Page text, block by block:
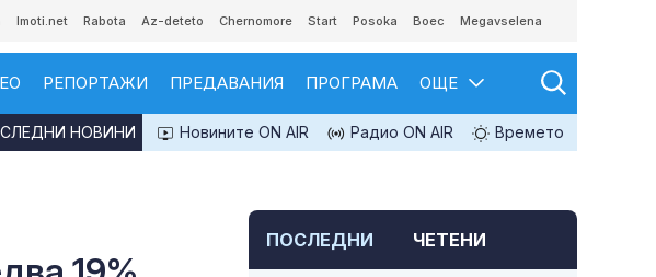
Imoti.net Rabota Az-deteto Chernomore Start Posoka Boec Megavselena
РЕПОРТАЖИ ПРЕДАВАНИЯ ПРОГРАМА ОЩЕ
Новините ON AIR Радио ON AIR Времето
НОВИНИ
ПОСЛЕДНИ ЧЕТЕНИ